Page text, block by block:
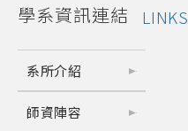
學系資訊連結 LINKS
系所介紹
師資陣容